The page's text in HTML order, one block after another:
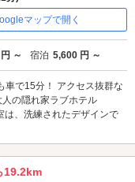
マップで開く
～ 宿泊 5,600 円 ～
車で15分！ アクセス抜群な
の隠れ家ラブホテル
は、洗練されたデザインで
19.2km